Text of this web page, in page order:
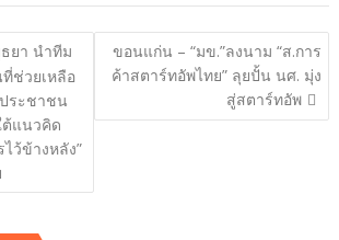
ยา นำทีม
ช่วยเหลือ
ระชาชน
ต้แนวคิด
ว้ข้างหลัง”
ขอนแก่น – “มข.”ลงนาม “ส.การ
ค้าสตาร์ทอัพไทย” ลุยปั้น นศ. มุ่ง
สู่สตาร์ทอัพ